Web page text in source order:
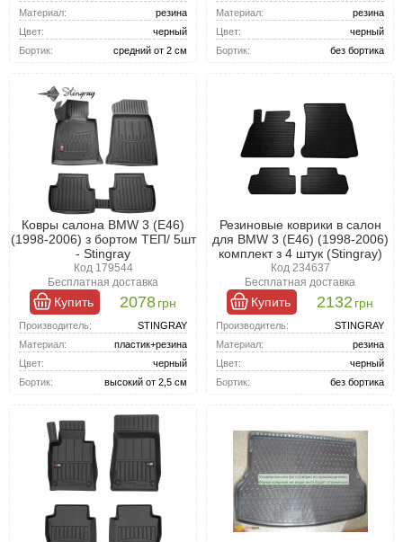
Материал:
резина
Цвет:
черный
Бортик:
средний от 2 см
Материал:
резина
Цвет:
черный
Бортик:
без бортика
Ковры салона BMW 3 (Е46)
(1998-2006) з бортом ТЕП/ 5шт
- Stingray
Код 179544
Бесплатная доставка
Купить 2078грн
Производитель:
STINGRAY
Материал:
пластик+резина
Цвет:
черный
Бортик:
высокий от 2,5 см
Резиновые коврики в салон
для BMW 3 (Е46) (1998-2006)
комплект з 4 штук (Stingray)
Код 234637
Бесплатная доставка
Купить 2132 грн
Производитель:
STINGRAY
Материал:
резина
Цвет:
черный
Бортик:
без бортика